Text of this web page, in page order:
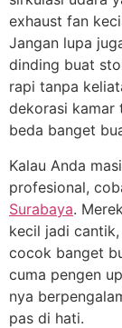
exhaust fan
Jangan lupa
dinding buat
rapi tanpa
dekorasi kamar
beda banget
Kalau Anda
profesional,
Surabaya.
kecil jadi
cocok banget
cuma pengen
nya
pas di hati.